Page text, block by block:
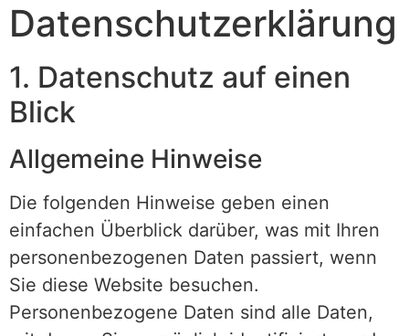
Datenschutz­erklärung
1. Datenschutz auf einen
Blick
Allgemeine Hinweise
Die folgenden Hinweise geben einen
einfachen Überblick darüber, was mit Ihren
personenbezogenen Daten passiert, wenn
Sie diese Website besuchen.
Personenbezogene Daten sind alle Daten,